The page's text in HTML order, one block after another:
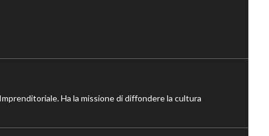
Ha la missione di diffondere la cultura